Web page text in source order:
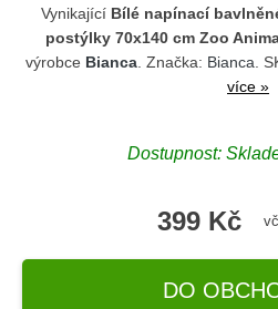
Vynikající Bílé napínací
postýlky 70x140 cm Zoo
výrobce Bianca. Značka: Bianca .
více »
Dostupnost:
399 Kč
DO